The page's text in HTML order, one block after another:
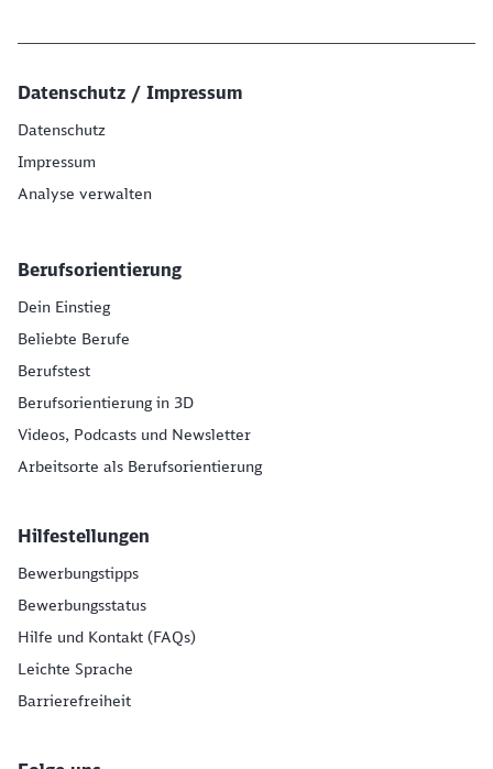
Datenschutz / Impressum
Datenschutz
Impressum
Analyse verwalten
Berufsorientierung
Dein Einstieg
Beliebte Berufe
Berufstest
Berufsorientierung in 3D
Videos, Podcasts und Newsletter
Arbeitsorte als Berufsorientierung
Hilfestellungen
Bewerbungstipps
Bewerbungsstatus
Hilfe und Kontakt (FAQs)
Leichte Sprache
Barrierefreiheit